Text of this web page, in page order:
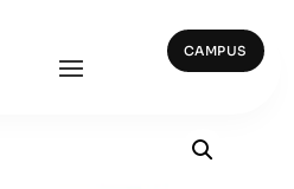
CAMPUS
/ 10214 PYROS CLARA